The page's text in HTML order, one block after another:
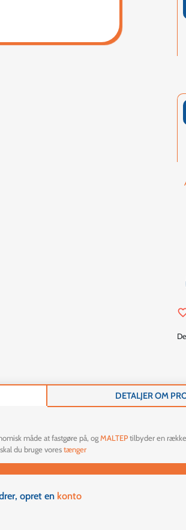
DETALJER OM
måde at fastgøre på, ogMALTEPtilbyder en række
du bruge vorestænger
opret en konto